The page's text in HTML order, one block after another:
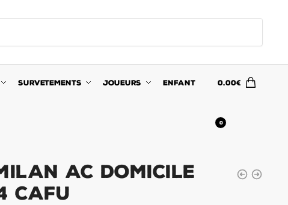
SURVETEMENTS JOUEURS ENFANT 0.00€
0
AC Domicile
Cafu